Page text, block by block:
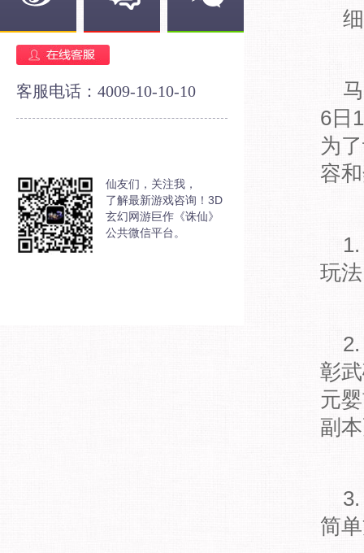
客服电话：4009-10-10-10
仙友们，关注我，
了解最新游戏咨询！3D
玄幻网游巨作《诛仙》
公共微信平台。
6日
为
容
玩
彰
元
副
简